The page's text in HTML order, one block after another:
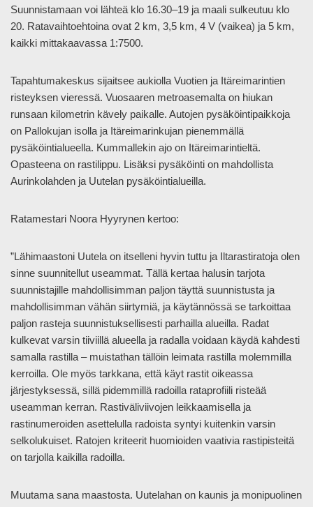
Suunnistamaan voi lähteä klo 16.30–19 ja maali sulkeutuu klo
20. Ratavaihtoehtoina ovat 2 km, 3,5 km, 4 V (vaikea) ja 5 km,
kaikki mittakaavassa 1:7500.
Tapahtumakeskus sijaitsee aukiolla Vuotien ja Itäreimarintien
risteyksen vieressä. Vuosaaren metroasemalta on hiukan
runsaan kilometrin kävely paikalle. Autojen pysäköintipaikkoja
on Pallokujan isolla ja Itäreimarinkujan pienemmällä
pysäköintialueella. Kummallekin ajo on Itäreimarintieltä.
Opasteena on rastilippu. Lisäksi pysäköinti on mahdollista
Aurinkolahden ja Uutelan pysäköintialueilla.
Ratamestari Noora Hyyrynen kertoo:
”Lähimaastoni Uutela on itselleni hyvin tuttu ja Iltarastiratoja olen
sinne suunnitellut useammat. Tällä kertaa halusin tarjota
suunnistajille mahdollisimman paljon täyttä suunnistusta ja
mahdollisimman vähän siirtymiä, ja käytännössä se tarkoittaa
paljon rasteja suunnistuksellisesti parhailla alueilla. Radat
kulkevat varsin tiiviillä alueella ja radalla voidaan käydä kahdesti
samalla rastilla – muistathan tällöin leimata rastilla molemmilla
kerroilla. Ole myös tarkkana, että käyt rastit oikeassa
järjestyksessä, sillä pidemmillä radoilla rataprofiili risteää
useamman kerran. Rastiväliviivojen leikkaamisella ja
rastinumeroiden asettelulla radoista syntyi kuitenkin varsin
selkolukuiset. Ratojen kriteerit huomioiden vaativia rastipisteitä
on tarjolla kaikilla radoilla.
Muutama sana maastosta. Uutelahan on kaunis ja monipuolinen